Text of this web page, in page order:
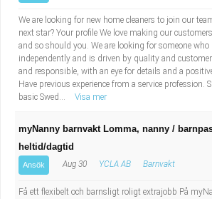
We are looking for new home cleaners to join our
next star? Your profile We love making our
and so should you. We are looking for someone who
independently and is driven by quality and customer
and responsible, with an eye for details and a
Have previous experience from a service profession.
basic Swed...
Visa mer
myNanny barnvakt Lomma, nanny /
heltid/dagtid
Ansök Aug 30 YCLA AB Barnvakt
Få ett flexibelt och barnsligt roligt extrajobb På